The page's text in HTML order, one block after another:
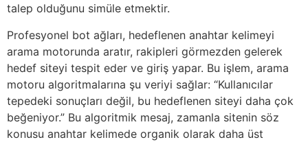
talep olduğunu simüle etmektir.
Profesyonel bot ağları, hedeflenen anahtar kelimeyi
arama motorunda aratır, rakipleri görmezden gelerek
hedef siteyi tespit eder ve giriş yapar. Bu işlem, arama
motoru algoritmalarına şu veriyi sağlar: “Kullanıcılar
tepedeki sonuçları değil, bu hedeflenen siteyi daha çok
beğeniyor.” Bu algoritmik mesaj, zamanla sitenin söz
konusu anahtar kelimede organik olarak daha üst